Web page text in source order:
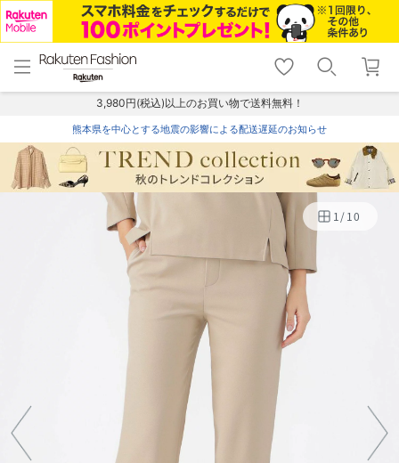
menu home
トップ
shopping_cart lock_outline
ログイン
3,980円(税込)以上のお買い物で送料無料！
熊本県を中心とする地震の影響による配送遅延のお知らせ
1/10